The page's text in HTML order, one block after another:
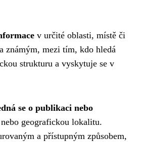
v určité oblasti, místě či
známým, mezi tím, kdo hledá
strukturu a vyskytuje se v
se o publikaci nebo
geografickou lokalitu.
a přístupným způsobem,